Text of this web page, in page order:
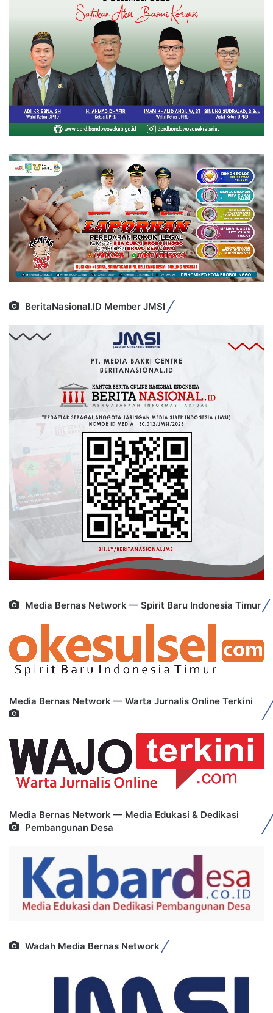
BeritaNasional.ID Member JMSI
Media Bernas Network — Spirit Baru Indonesia Timur
Media Bernas Network — Warta Jurnalis Online Terkini
Media Bernas Network — Media Edukasi & Dedikasi
Pembangunan Desa
Wadah Media Bernas Network